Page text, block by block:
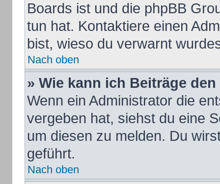
Boards ist und die phpBB
tun hat. Kontaktiere einen
bist, wieso du verwarnt
Nach oben
» Wie kann ich Beiträge
Wenn ein Administrator die
vergeben hat, siehst du eine
um diesen zu melden. Du
geführt.
Nach oben